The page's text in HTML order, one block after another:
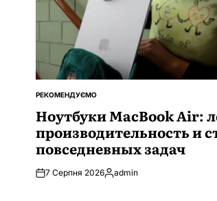
ОПУБЛІКУВАТИ
РЕКОМЕНДУЄМО
Ноутбуки MacBook Air:
производительность и
повседневных задач
7 Серпня 2026Опубліковано
admin